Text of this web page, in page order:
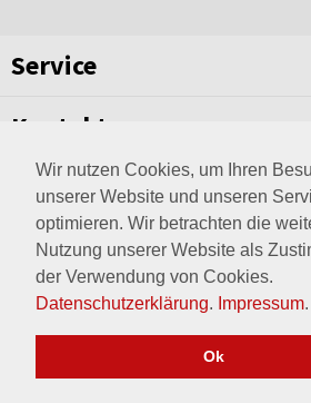
Wir nutzen Cookies, um Ihren
unserer Website und unseren
optimieren. Wir betrachten die
Nutzung unserer Website als
der Verwendung von Cookies.
Datenschutzerklärung. Impressum.
Ok
Service
Kontakt
Weltweit setzen wir unsere
nach innovativen Lösungen in
Erfahren Sie mehr über